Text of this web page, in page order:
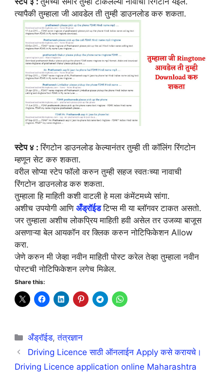
त्यापैकी तुम्हाला जी आवडेल ती तुम्ही डाउनलोड करु शकता.
स्टेप ४ :रिंगटोन डाउनलोड केल्यानंतर तुम्ही ती कॉलिंग रिंगटोन
म्हणून सेट करु शकता.
वरील सोप्या स्टेप फॉलो करुन तुम्ही सहज स्वतःच्या नावाची
रिंगटोन डाउनलोड करु शकता.
तुम्हाला हि माहिती कशी वाटली हे मला कंमेंटमध्ये सांगा.
अशीच उपयोगी आणि अँड्रॉईडटिप्स मी या ब्लॉगवर टाकत असतो.
जर तुम्हाला अशीच लोकप्रिय माहिती हवी असेल तर उजव्या बाजूस
असणाऱ्या बेल आयकॉन वर क्लिक करुन नोटिफिकेशन Allow
करा.
जेणे करुन मी जेव्हा नवीन माहिती पोस्ट करेल तेव्हा तुम्हाला नवीन
पोस्टची नोटिफिकेशन लगेच मिळेल.
Share this:
Categories
अँड्रॉईड,तंत्रज्ञान
Driving Licence साठी ऑनलाईन Apply कसे करायचे।
Driving Licence application online Maharashtra